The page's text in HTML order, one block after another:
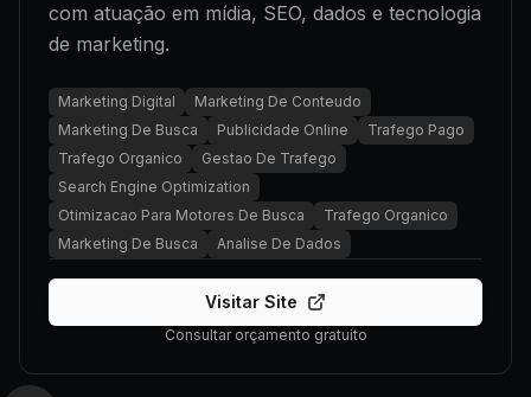
com atuação em mídia, SEO, dados e tecnologia
de marketing.
Marketing Digital
Marketing De Conteudo
Marketing De Busca
Publicidade Online
Trafego Pago
Trafego Organico
Gestao De Trafego
Search Engine Optimization
Otimizacao Para Motores De Busca
Trafego Organico
Marketing De Busca
Analise De Dados
Visitar Site
Consultar orçamento gratuito